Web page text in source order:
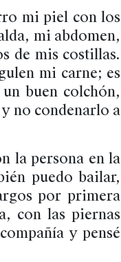
mi piel con los
mi abdomen,
de mis costillas.
mi carne; es
buen colchón,
no condenarlo a
la persona en la
puedo bailar,
por primera
con las piernas
y pensé